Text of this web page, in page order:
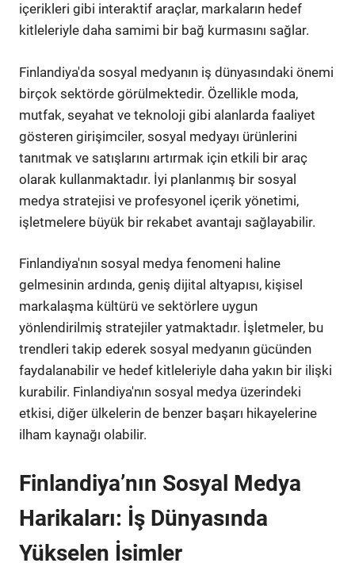
içerikleri gibi interaktif araçlar, markaların hedef
kitleleriyle daha samimi bir bağ kurmasını sağlar.
Finlandiya'da sosyal medyanın iş dünyasındaki önemi
birçok sektörde görülmektedir. Özellikle moda,
mutfak, seyahat ve teknoloji gibi alanlarda faaliyet
gösteren girişimciler, sosyal medyayı ürünlerini
tanıtmak ve satışlarını artırmak için etkili bir araç
olarak kullanmaktadır. İyi planlanmış bir sosyal
medya stratejisi ve profesyonel içerik yönetimi,
işletmelere büyük bir rekabet avantajı sağlayabilir.
Finlandiya'nın sosyal medya fenomeni haline
gelmesinin ardında, geniş dijital altyapısı, kişisel
markalaşma kültürü ve sektörlere uygun
yönlendirilmiş stratejiler yatmaktadır. İşletmeler, bu
trendleri takip ederek sosyal medyanın gücünden
faydalanabilir ve hedef kitleleriyle daha yakın bir ilişki
kurabilir. Finlandiya'nın sosyal medya üzerindeki
etkisi, diğer ülkelerin de benzer başarı hikayelerine
ilham kaynağı olabilir.
Finlandiya’nın Sosyal Medya
Harikaları: İş Dünyasında
Yükselen İsimler